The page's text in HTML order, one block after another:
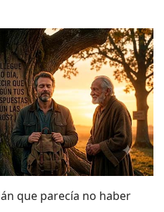
que parecía no haber